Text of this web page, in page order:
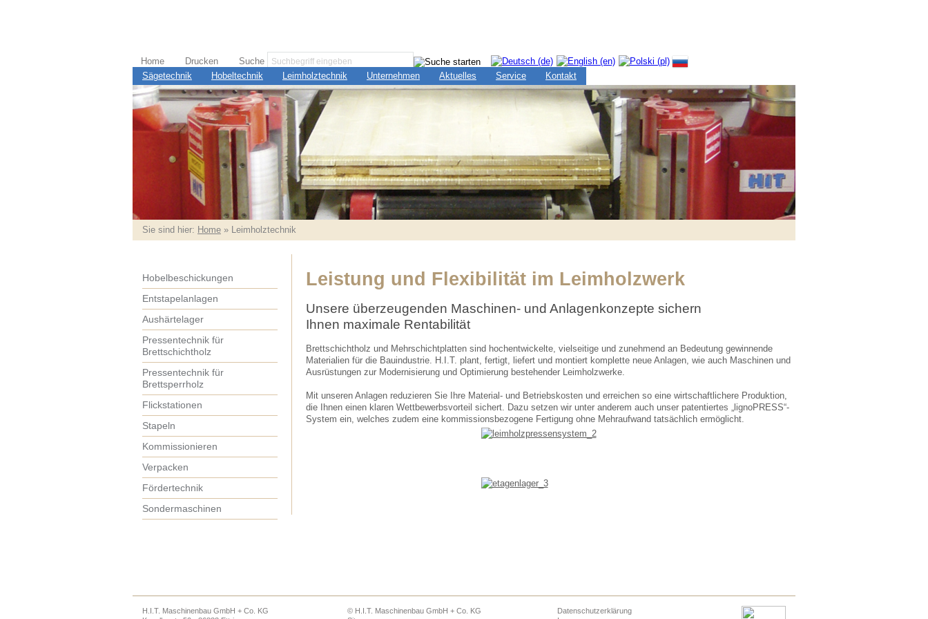
Home Drucken
Suche
Sägetechnik
Hobeltechnik Leimholztechnik Unternehmen Aktuelles Service Kontakt
Sie sind hier: Home » Leimholztechnik
Hobelbeschickungen
Entstapelanlagen
Aushärtelager
Pressentechnik für
Brettschichtholz
Pressentechnik für
Brettsperrholz
Flickstationen
Stapeln
Kommissionieren
Verpacken
Fördertechnik
Sondermaschinen
Leistung und Flexibilität im Leimholzwerk
Unsere überzeugenden Maschinen- und Anlagenkonzepte sichern
Ihnen maximale Rentabilität
Brettschichtholz und Mehrschichtplatten sind hochentwickelte, vielseitige und zunehmend an Bedeutung gewinnende
Materialien für die Bauindustrie. H.I.T. plant, fertigt, liefert und montiert komplette neue Anlagen, wie auch Maschinen und
Ausrüstungen zur Modernisierung und Optimierung bestehender Leimholzwerke.
Mit unseren Anlagen reduzieren Sie Ihre Material- und Betriebskosten und erreichen so eine wirtschaftlichere Produktion,
die Ihnen einen klaren Wettbewerbsvorteil sichert. Dazu setzen wir unter anderem auch unser patentiertes „lignoPRESS“-
System ein, welches zudem eine kommissionsbezogene Fertigung ohne Mehraufwand tatsächlich ermöglicht.
H.I.T. Maschinenbau GmbH + Co. KG
© H.I.T. Maschinenbau GmbH + Co. KG
Datenschutzerklärung